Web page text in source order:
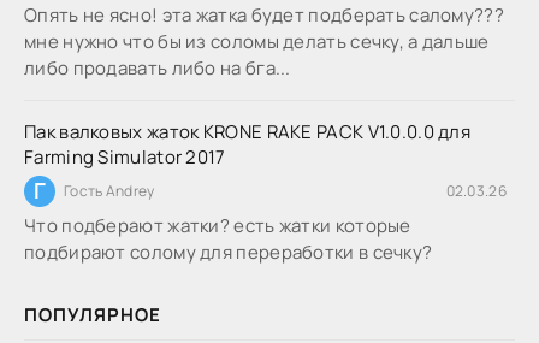
Опять не ясно! эта жатка будет подберать салому???
мне нужно что бы из соломы делать сечку, а дальше
либо продавать либо на бга...
Пак валковых жаток KRONE RAKE PACK V1.0.0.0 для
Farming Simulator 2017
Г Гость Andrey 02.03.26
Что подберают жатки? есть жатки которые
подбирают солому для переработки в сечку?
ПОПУЛЯРНОЕ